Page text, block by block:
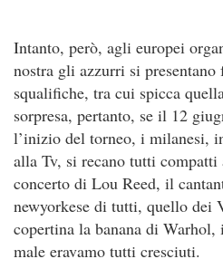
Intanto, però, agli europei
nostra gli azzurri si
squalifiche, tra cui spicca
sorpresa, pertanto, se il 12
l’inizio del torneo, i milanesi,
alla Tv, si recano tutti compatti
concerto di Lou Reed, il
newyorkese di tutti, quello dei
copertina la banana di
male eravamo tutti cresciuti.